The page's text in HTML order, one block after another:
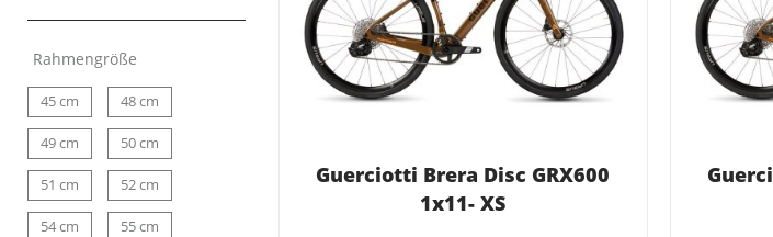
Rahmengröße
45 cm 48 cm
49 cm 50 cm
51 cm 52 cm
54 cm 55 cm
Guerciotti Brera Disc GRX600
1x11- XS